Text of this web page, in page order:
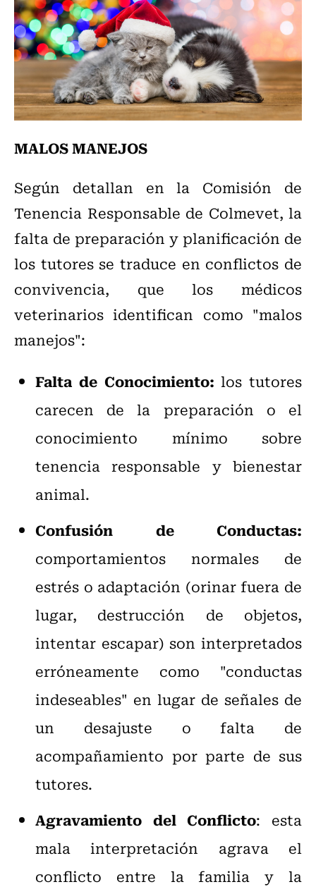
MALOS MANEJOS
Según detallan en la Comisión de
Tenencia Responsable de Colmevet, la
falta de preparación y planificación de
los tutores se traduce en conflictos de
convivencia, que los médicos
veterinarios identifican como "malos
manejos":
Falta de Conocimiento: los tutores
carecen de la preparación o el
conocimiento mínimo sobre
tenencia responsable y bienestar
animal.
Confusión de Conductas:
comportamientos normales de
estrés o adaptación (orinar fuera de
lugar, destrucción de objetos,
intentar escapar) son interpretados
erróneamente como "conductas
indeseables" en lugar de señales de
un desajuste o falta de
acompañamiento por parte de sus
tutores.
Agravamiento del Conflicto: esta
mala interpretación agrava el
conflicto entre la familia y la